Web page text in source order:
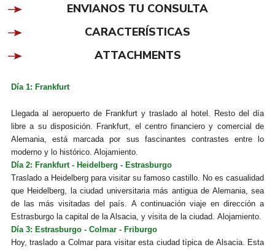
ENVIANOS TU CONSULTA
CARACTERÍSTICAS
ATTACHMENTS
Día 1: Frankfurt
Llegada al aeropuerto de Frankfurt y traslado al hotel. Resto del día
libre a su disposición. Frankfurt, el centro financiero y comercial de
Alemania, está marcada por sus fascinantes contrastes entre lo
moderno y lo histórico. Alojamiento.
Día 2: Frankfurt - Heidelberg - Estrasburgo
Traslado a Heidelberg para visitar su famoso castillo. No es casualidad
que Heidelberg, la ciudad universitaria más antigua de Alemania, sea
de las más visitadas del país. A continuación viaje en dirección a
Estrasburgo la capital de la Alsacia, y visita de la ciudad. Alojamiento.
Día 3: Estrasburgo - Colmar - Friburgo
Hoy, traslado a Colmar para visitar esta ciudad típica de Alsacia. Esta